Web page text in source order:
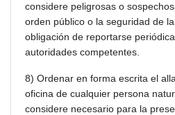
considere peligrosas o
orden público o la seguridad de
obligación de reportarse
autoridades competentes.
8) Ordenar en forma escrita el
oficina de cualquier persona
considere necesario para la